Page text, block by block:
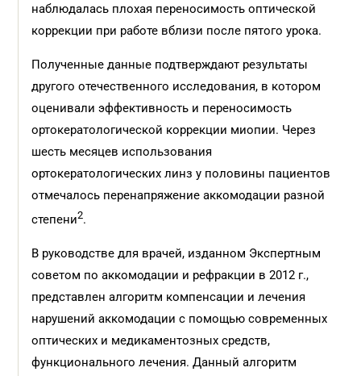
наблюдалась плохая переносимость оптической
коррекции при работе вблизи после пятого урока.
Полученные данные подтверждают результаты
другого отечественного исследования, в котором
оценивали эффективность и переносимость
ортокератологической коррекции миопии. Через
шесть месяцев использования
ортокератологических линз у половины пациентов
отмечалось перенапряжение аккомодации разной
степени2.
В руководстве для врачей, изданном Экспертным
советом по аккомодации и рефракции в 2012 г.,
представлен алгоритм компенсации и лечения
нарушений аккомодации с помощью современных
оптических и медикаментозных средств,
функционального лечения. Данный алгоритм